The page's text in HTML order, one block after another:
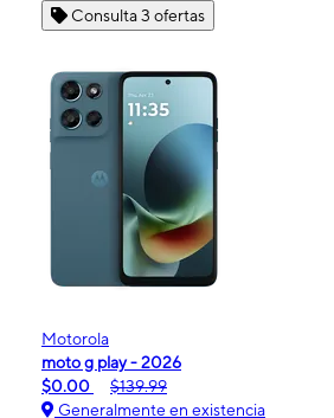
Consulta 3 ofertas
Motorola
moto g play - 2026
$0.00
$139.99
Generalmente en existencia